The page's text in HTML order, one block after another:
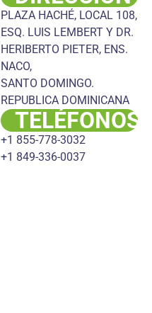
PLAZA HACHÉ, LOCAL 108,
ESQ. LUIS LEMBERT Y DR.
HERIBERTO PIETER, ENS.
NACO,
SANTO DOMINGO.
REPUBLICA DOMINICANA
TELÉFONOS
+1 855-778-3032
+1 849-336-0037